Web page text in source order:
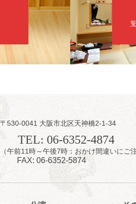
昼
日（金）
昼席：番組案内
桂二豆／露の瑞／桂きん太郎／いわ
★菟道亭 配信あり
夜 8月 7日（金）
噺家が落語と芝居をしてみる
桂米之助／桂団治郎／桂弥太郎／桂
開演：午後6時30分（6時開場）全席
前売3,500円 当日4,000円
お問合せ：米朝事務所 06-6365-
〒530-0041 大阪市北区天神橋2-1-34
TEL: 06-6352-4874
（午前11時～午後7時：おかけ間違い
FAX: 06-6352-5874